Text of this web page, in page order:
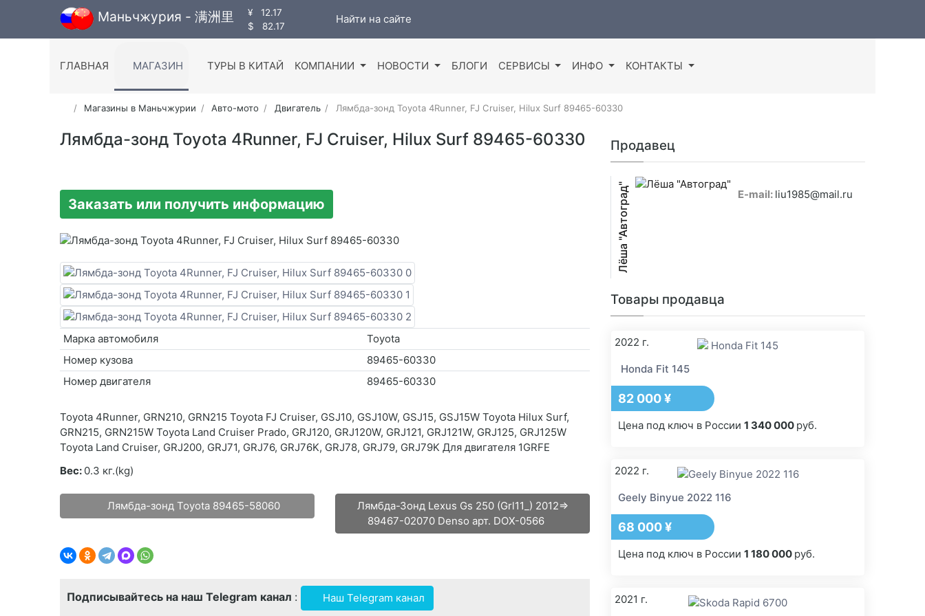
Маньчжурия - 满洲里 ¥
12.17
$
82.17
Найти на сайте
ГЛАВНАЯ МАГАЗИН ТУРЫ В КИТАЙ КОМПАНИИ НОВОСТИ БЛОГИ СЕРВИСЫ ИНФО КОНТАКТЫ
Магазины в Маньчжурии Авто-мото Двигатель Лямбда-зонд Toyota 4Runner, FJ Cruiser, Hilux Surf 89465-60330
Лямбда-зонд Toyota 4Runner, FJ Cruiser, Hilux Surf 89465-60330
Заказать или получить информацию
Марка автомобиля
Toyota
Номер кузова
89465-60330
Номер двигателя
89465-60330
Toyota 4Runner, GRN210, GRN215 Toyota FJ Cruiser, GSJ10, GSJ10W, GSJ15, GSJ15W Toyota Hilux Surf,
GRN215, GRN215W Toyota Land Cruiser Prado, GRJ120, GRJ120W, GRJ121, GRJ121W, GRJ125, GRJ125W
Toyota Land Cruiser, GRJ200, GRJ71, GRJ76, GRJ76K, GRJ78, GRJ79, GRJ79K Для двигателя 1GRFE
Вес: 0.3 кг.(kg)
Лямбда-зонд Toyota 89465-58060
Лямбда-Зонд Lexus Gs 250 (Grl11_) 2012=>
89467-02070 Denso арт. DOX-0566
Подписывайтесь на наш Telegram канал : Наш Telegram канал
Продавец
Лёша "Автоград" E-mail: liu1985@mail.ru
Товары продавца
2022 г.
Honda Fit 145
82 000 ¥
Цена под ключ в России 1 340 000 руб.
2022 г.
Geely Binyue 2022 116
68 000 ¥
Цена под ключ в России 1 180 000 руб.
2021 г.